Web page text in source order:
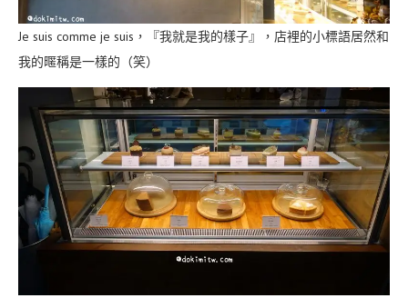
Je suis comme je suis，『我就是我的樣子』，店裡的小標語居然和
我的暱稱是一樣的（笑）